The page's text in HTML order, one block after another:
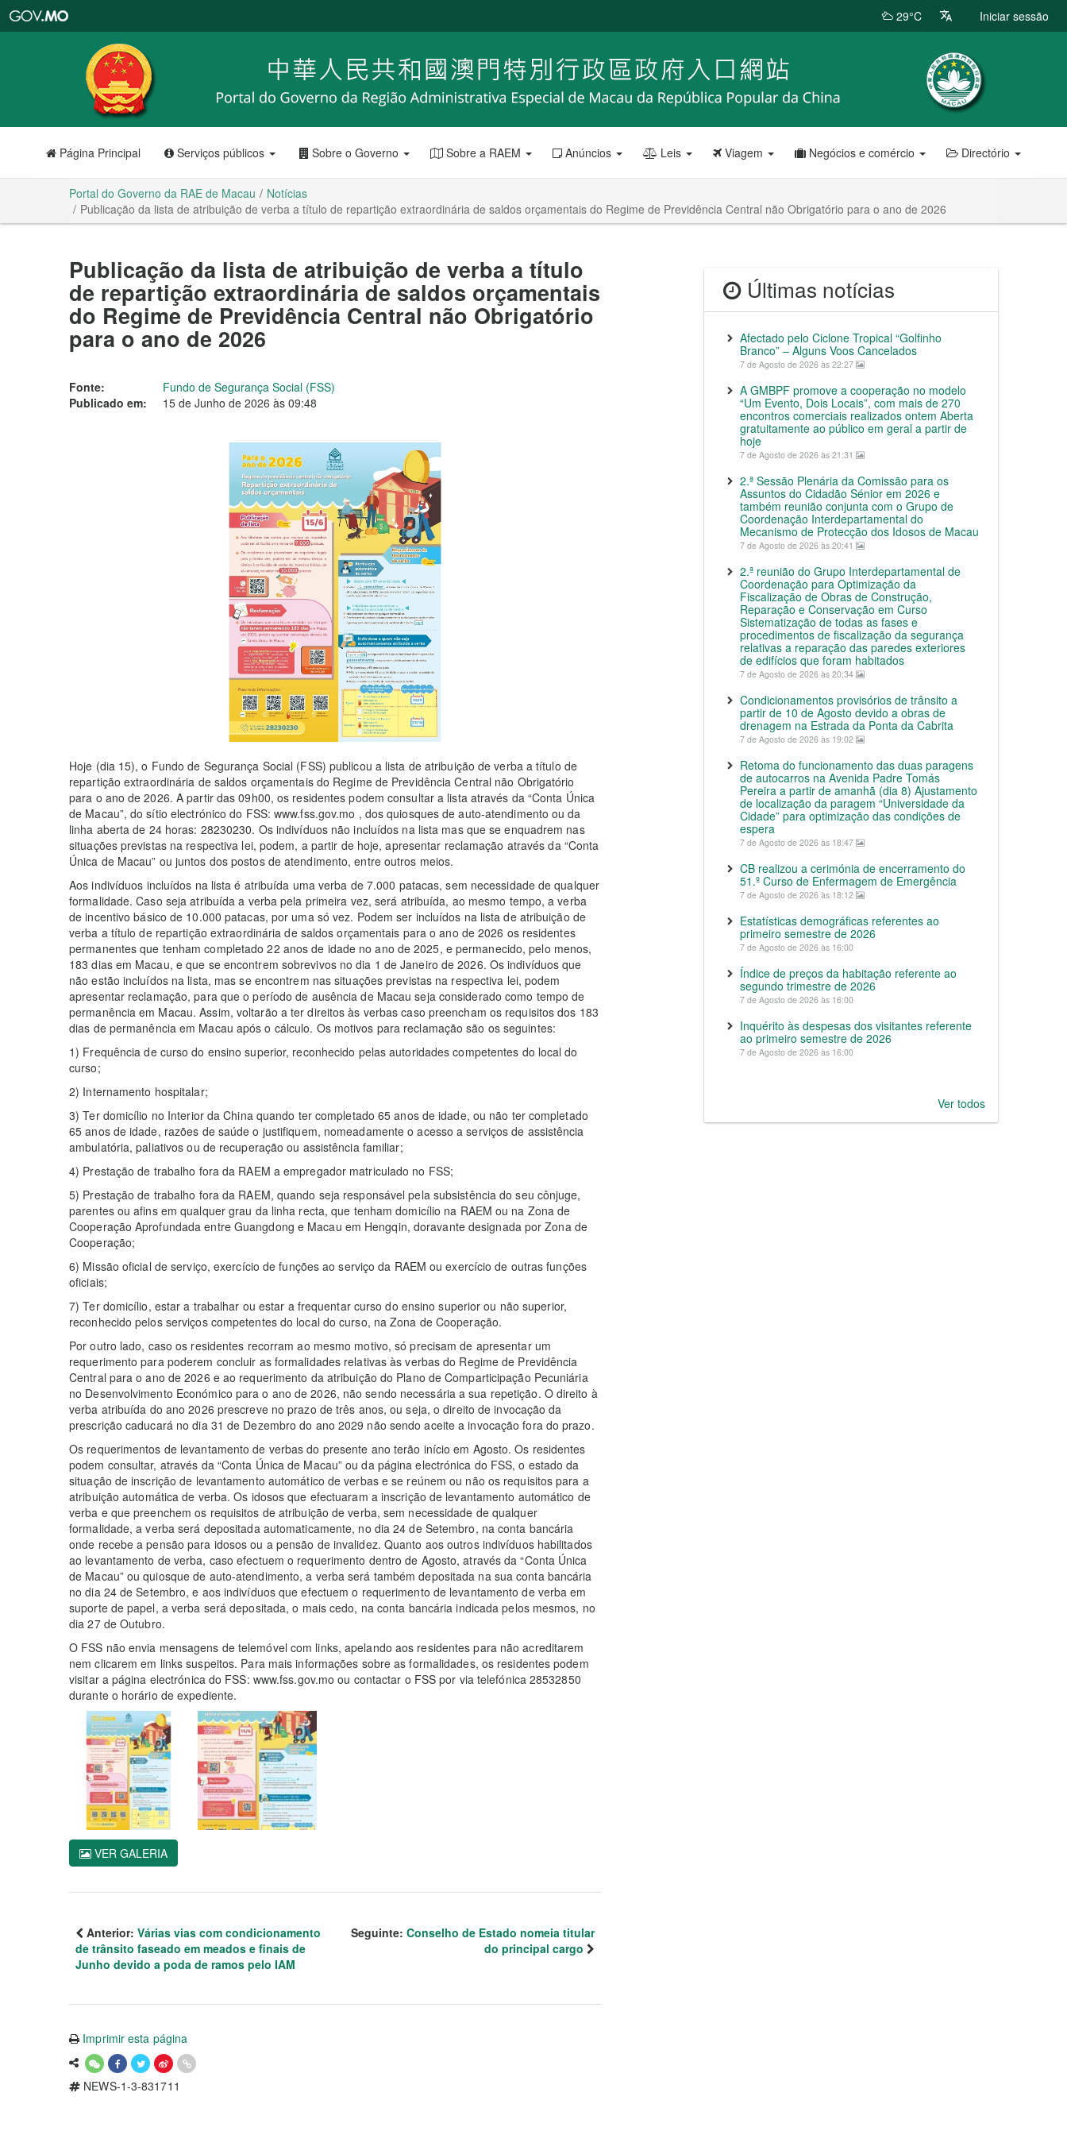
RAE
de
Macau
29°C Iniciar sessão
Página Principal Serviços públicos Sobre o Governo Sobre a RAEM Anúncios Leis Viagem Negócios e comércio Directório
Portal do Governo da RAE de Macau
Notícias
Publicação da lista de atribuição de verba a título de repartição extraordinária de saldos orçamentais do Regime de Previdência Central não Obrigatório para o ano de 2026
Publicação da lista de atribuição de verba a título
de repartição extraordinária de saldos orçamentais
do Regime de Previdência Central não Obrigatório
para o ano de 2026
Fonte:
Fundo de Segurança Social (FSS)
Publicado em:
15 de Junho de 2026 às 09:48
Hoje (dia 15), o Fundo de Segurança Social (FSS) publicou a lista de atribuição de verba a título de
repartição extraordinária de saldos orçamentais do Regime de Previdência Central não Obrigatório
para o ano de 2026. A partir das 09h00, os residentes podem consultar a lista através da “Conta Única
de Macau”, do sítio electrónico do FSS: www.fss.gov.mo , dos quiosques de auto-atendimento ou da
linha aberta de 24 horas: 28230230. Os indivíduos não incluídos na lista mas que se enquadrem nas
situações previstas na respectiva lei, podem, a partir de hoje, apresentar reclamação através da “Conta
Única de Macau” ou juntos dos postos de atendimento, entre outros meios.
Aos indivíduos incluídos na lista é atribuída uma verba de 7.000 patacas, sem necessidade de qualquer
formalidade. Caso seja atribuída a verba pela primeira vez, será atribuída, ao mesmo tempo, a verba
de incentivo básico de 10.000 patacas, por uma só vez. Podem ser incluídos na lista de atribuição de
verba a título de repartição extraordinária de saldos orçamentais para o ano de 2026 os residentes
permanentes que tenham completado 22 anos de idade no ano de 2025, e permanecido, pelo menos,
183 dias em Macau, e que se encontrem sobrevivos no dia 1 de Janeiro de 2026. Os indivíduos que
não estão incluídos na lista, mas se encontrem nas situações previstas na respectiva lei, podem
apresentar reclamação, para que o período de ausência de Macau seja considerado como tempo de
permanência em Macau. Assim, voltarão a ter direitos às verbas caso preencham os requisitos dos 183
dias de permanência em Macau após o cálculo. Os motivos para reclamação são os seguintes:
1) Frequência de curso do ensino superior, reconhecido pelas autoridades competentes do local do
curso;
2) Internamento hospitalar;
3) Ter domicílio no Interior da China quando ter completado 65 anos de idade, ou não ter completado
65 anos de idade, razões de saúde o justifiquem, nomeadamente o acesso a serviços de assistência
ambulatória, paliativos ou de recuperação ou assistência familiar;
4) Prestação de trabalho fora da RAEM a empregador matriculado no FSS;
5) Prestação de trabalho fora da RAEM, quando seja responsável pela subsistência do seu cônjuge,
parentes ou afins em qualquer grau da linha recta, que tenham domicílio na RAEM ou na Zona de
Cooperação Aprofundada entre Guangdong e Macau em Hengqin, doravante designada por Zona de
Cooperação;
6) Missão oficial de serviço, exercício de funções ao serviço da RAEM ou exercício de outras funções
oficiais;
7) Ter domicílio, estar a trabalhar ou estar a frequentar curso do ensino superior ou não superior,
reconhecido pelos serviços competentes do local do curso, na Zona de Cooperação.
Por outro lado, caso os residentes recorram ao mesmo motivo, só precisam de apresentar um
requerimento para poderem concluir as formalidades relativas às verbas do Regime de Previdência
Central para o ano de 2026 e ao requerimento da atribuição do Plano de Comparticipação Pecuniária
no Desenvolvimento Económico para o ano de 2026, não sendo necessária a sua repetição. O direito à
verba atribuída do ano 2026 prescreve no prazo de três anos, ou seja, o direito de invocação da
prescrição caducará no dia 31 de Dezembro do ano 2029 não sendo aceite a invocação fora do prazo.
Os requerimentos de levantamento de verbas do presente ano terão início em Agosto. Os residentes
podem consultar, através da “Conta Única de Macau” ou da página electrónica do FSS, o estado da
situação de inscrição de levantamento automático de verbas e se reúnem ou não os requisitos para a
atribuição automática de verba. Os idosos que efectuaram a inscrição de levantamento automático de
verba e que preenchem os requisitos de atribuição de verba, sem necessidade de qualquer
formalidade, a verba será depositada automaticamente, no dia 24 de Setembro, na conta bancária
onde recebe a pensão para idosos ou a pensão de invalidez. Quanto aos outros indivíduos habilitados
ao levantamento de verba, caso efectuem o requerimento dentro de Agosto, através da “Conta Única
de Macau” ou quiosque de auto-atendimento, a verba será também depositada na sua conta bancária
no dia 24 de Setembro, e aos indivíduos que efectuem o requerimento de levantamento de verba em
suporte de papel, a verba será depositada, o mais cedo, na conta bancária indicada pelos mesmos, no
dia 27 de Outubro.
O FSS não envia mensagens de telemóvel com links, apelando aos residentes para não acreditarem
nem clicarem em links suspeitos. Para mais informações sobre as formalidades, os residentes podem
visitar a página electrónica do FSS: www.fss.gov.mo ou contactar o FSS por via telefónica 28532850
durante o horário de expediente.
VER GALERIA
Anterior: Várias vias com condicionamento
de trânsito faseado em meados e finais de
Junho devido a poda de ramos pelo IAM
Seguinte: Conselho de Estado nomeia titular
do principal cargo
Imprimir esta página
NEWS-1-3-831711
Últimas notícias
Afectado pelo Ciclone Tropical “Golfinho
Branco” – Alguns Voos Cancelados
7 de Agosto de 2026 às 22:27
A GMBPF promove a cooperação no modelo
“Um Evento, Dois Locais”, com mais de 270
encontros comerciais realizados ontem Aberta
gratuitamente ao público em geral a partir de
hoje
7 de Agosto de 2026 às 21:31
2.ª Sessão Plenária da Comissão para os
Assuntos do Cidadão Sénior em 2026 e
também reunião conjunta com o Grupo de
Coordenação Interdepartamental do
Mecanismo de Protecção dos Idosos de Macau
7 de Agosto de 2026 às 20:41
2.ª reunião do Grupo Interdepartamental de
Coordenação para Optimização da
Fiscalização de Obras de Construção,
Reparação e Conservação em Curso
Sistematização de todas as fases e
procedimentos de fiscalização da segurança
relativas a reparação das paredes exteriores
de edifícios que foram habitados
7 de Agosto de 2026 às 20:34
Condicionamentos provisórios de trânsito a
partir de 10 de Agosto devido a obras de
drenagem na Estrada da Ponta da Cabrita
7 de Agosto de 2026 às 19:02
Retoma do funcionamento das duas paragens
de autocarros na Avenida Padre Tomás
Pereira a partir de amanhã (dia 8) Ajustamento
de localização da paragem “Universidade da
Cidade” para optimização das condições de
espera
7 de Agosto de 2026 às 18:47
CB realizou a cerimónia de encerramento do
51.º Curso de Enfermagem de Emergência
7 de Agosto de 2026 às 18:12
Estatísticas demográficas referentes ao
primeiro semestre de 2026
7 de Agosto de 2026 às 16:00
Índice de preços da habitação referente ao
segundo trimestre de 2026
7 de Agosto de 2026 às 16:00
Inquérito às despesas dos visitantes referente
ao primeiro semestre de 2026
7 de Agosto de 2026 às 16:00
Ver todos